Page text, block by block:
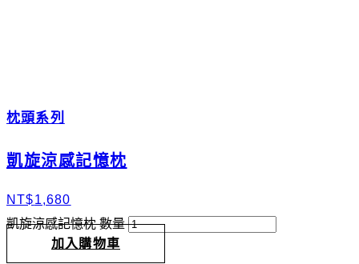
枕頭系列
凱旋涼感記憶枕
NT$1,680
凱旋涼感記憶枕 數量
加入購物車